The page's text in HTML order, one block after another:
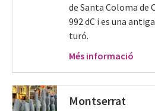
de Santa Coloma de
992 dC i es una
turó.
Més informació
Montserrat